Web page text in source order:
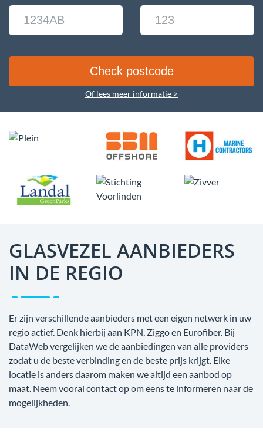
Of lees meer informatie >
GLASVEZEL AANBIEDERS
IN DE REGIO
Er zijn verschillende aanbieders met een eigen netwerk in uw
regio actief. Denk hierbij aan KPN, Ziggo en Eurofiber. Bij
DataWeb vergelijken we de aanbiedingen van alle providers
zodat u de beste verbinding en de beste prijs krijgt. Elke
locatie is anders daarom maken we altijd een aanbod op
maat. Neem vooral contact op om eens te informeren naar de
mogelijkheden.